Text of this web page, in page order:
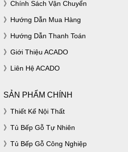
Chính Sách Vận Chuyển
Hướng Dẫn Mua Hàng
Hướng Dẫn Thanh Toán
Giới Thiệu ACADO
Liên Hệ ACADO
SẢN PHẨM CHÍNH
Thiết Kế Nội Thất
Tủ Bếp Gỗ Tự Nhiên
Tủ Bếp Gỗ Công Nghiệp